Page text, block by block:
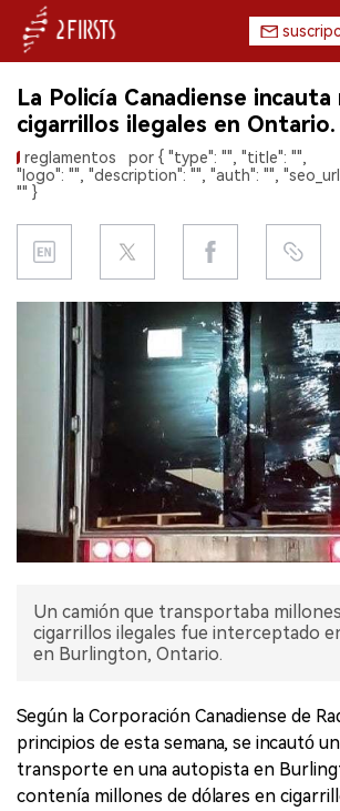
INICIO
EMPRESA
CHINA
DATOS
EXPOSICIÓN
ENTREVISTA
La Policía Canadiense
cigarrillos ilegales en Ontario.
reglamentos
por { "type": "", "title": "",
"logo": "", "description": "", "auth": "",
"" }
Un camión que transportaba
cigarrillos ilegales fue interceptado
en Burlington, Ontario.
Según la Corporación Canadiense de
principios de esta semana, se incautó
transporte en una autopista en
contenía millones de dólares en